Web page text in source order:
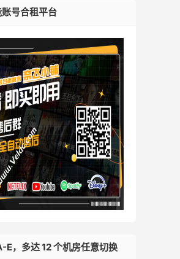
号合租平台
E，多达 12 个机房任意切换